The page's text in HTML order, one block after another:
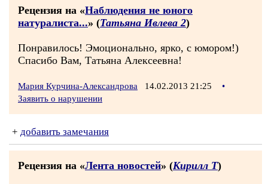
Рецензия на «Наблюдения не юного
натуралиста...» (Татьяна Ивлева 2)
Понравилось! Эмоционально, ярко, с юмором!)
Спасибо Вам, Татьяна Алексеевна!
Мария Курчина-Александрова 14.02.2013 21:25
•
Заявить о нарушении
+ добавить замечания
Рецензия на «Лента новостей» (Кирилл Т)